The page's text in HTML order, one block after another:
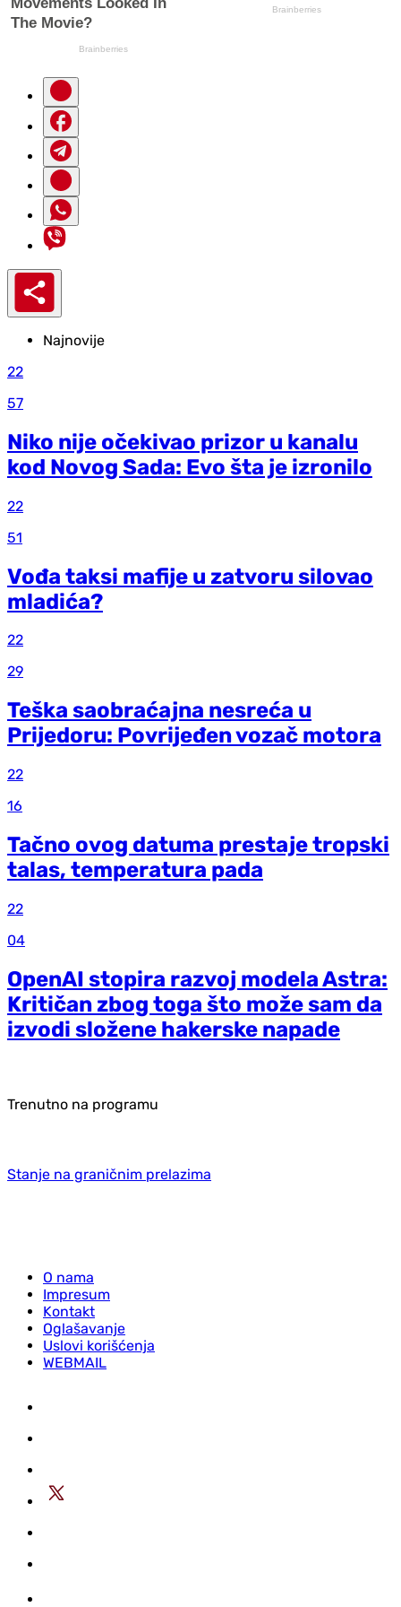
Najnovije
22
57
Niko nije očekivao prizor u kanalu
kod Novog Sada: Evo šta je izronilo
22
51
Vođa taksi mafije u zatvoru silovao
mladića?
22
29
Teška saobraćajna nesreća u
Prijedoru: Povrijeđen vozač motora
22
16
Tačno ovog datuma prestaje tropski
talas, temperatura pada
22
04
OpenAI stopira razvoj modela Astra:
Kritičan zbog toga što može sam da
izvodi složene hakerske napade
Trenutno na programu
Stanje na graničnim prelazima
O nama
Impresum
Kontakt
Oglašavanje
Uslovi korišćenja
WEBMAIL